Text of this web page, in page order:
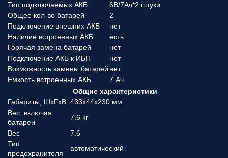
Тип подключаемых АКБ
6В/7Ач*2 штуки
Общее кол-во батарей
2
Подключение внешних АКБ
нет
Наличие встроенных АКБ
есть
Горячая замена батарей
нет
Подключение АКБ к ИБП
нет
Возможность замены батарей нет
Емкость встроенных АКБ
7 Ач
Общие характеристики
Габариты, ШхГхВ 433x44x230 мм
Вес, включая
батареи
7.6 кг
Вес
7.6
Тип
предохранителя
автоматический